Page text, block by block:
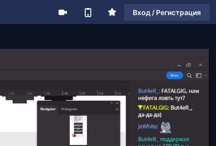
Вход / Регистрация